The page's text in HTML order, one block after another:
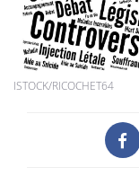
ISTOCK/RICOCHET64